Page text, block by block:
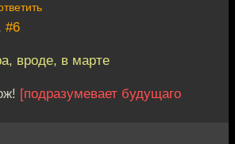
#6
вроде, в марте
[подразумевает будущаго